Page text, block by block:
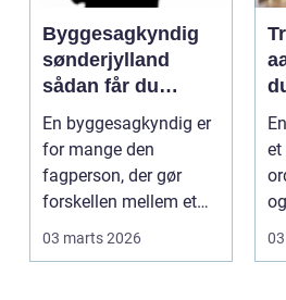
Byggesagkyndig
sønderjylland
sådan får du
tryghed i dit
byggeri
En byggesagkyndig er
for mange den
fagperson, der gør
forskellen mellem et
trygt boligkøb og dyre,
03 marts 2026
et